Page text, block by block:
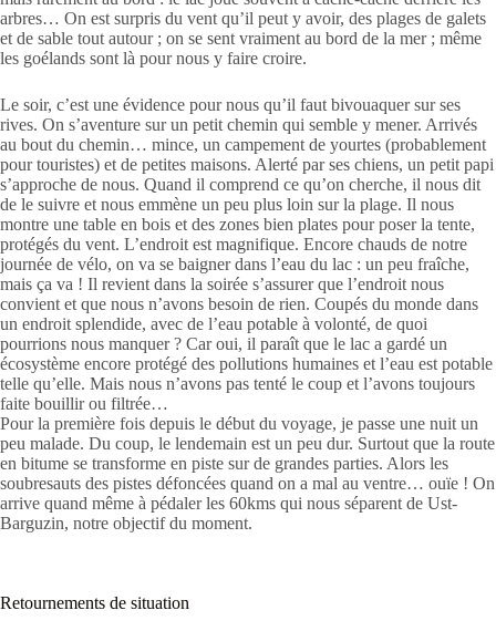
arbres… On est surpris du vent qu’il peut y avoir, des plages de galets
et de sable tout autour ; on se sent vraiment au bord de la mer ; même
les goélands sont là pour nous y faire croire.
Le soir, c’est une évidence pour nous qu’il faut bivouaquer sur ses
rives. On s’aventure sur un petit chemin qui semble y mener. Arrivés
au bout du chemin… mince, un campement de yourtes (probablement
pour touristes) et de petites maisons. Alerté par ses chiens, un petit papi
s’approche de nous. Quand il comprend ce qu’on cherche, il nous dit
de le suivre et nous emmène un peu plus loin sur la plage. Il nous
montre une table en bois et des zones bien plates pour poser la tente,
protégés du vent. L’endroit est magnifique. Encore chauds de notre
journée de vélo, on va se baigner dans l’eau du lac : un peu fraîche,
mais ça va ! Il revient dans la soirée s’assurer que l’endroit nous
convient et que nous n’avons besoin de rien. Coupés du monde dans
un endroit splendide, avec de l’eau potable à volonté, de quoi
pourrions nous manquer ? Car oui, il paraît que le lac a gardé un
écosystème encore protégé des pollutions humaines et l’eau est potable
telle qu’elle. Mais nous n’avons pas tenté le coup et l’avons toujours
faite bouillir ou filtrée…
Pour la première fois depuis le début du voyage, je passe une nuit un
peu malade. Du coup, le lendemain est un peu dur. Surtout que la route
en bitume se transforme en piste sur de grandes parties. Alors les
soubresauts des pistes défoncées quand on a mal au ventre… ouïe ! On
arrive quand même à pédaler les 60kms qui nous séparent de Ust-
Barguzin, notre objectif du moment.
Retournements de situation